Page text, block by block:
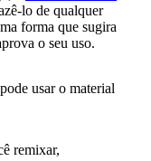
lo de qualquer
forma que sugira
o seu uso.
usar o material
remixar,